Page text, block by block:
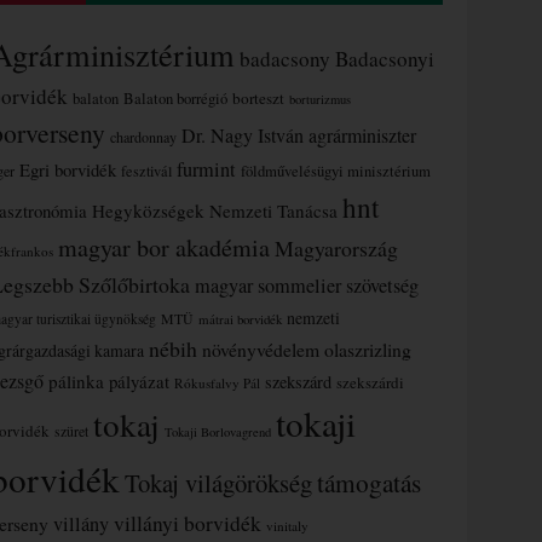
badacsony Badacsonyi
balaton Balaton borrégió borteszt borturizmus
chardonnay Dr. Nagy István agrárminiszter
Egri borvidék fesztivál furmint földművelésügyi minisztérium
Hegyközségek Nemzeti Tanácsa hnt
magyar bor akadémia Magyarország
Szőlőbirtoka magyar sommelier szövetség
turisztikai ügynökség MTÜ mátrai borvidék nemzeti
kamara nébih növényvédelem olaszrizling
pálinka pályázat Rókusfalvy Pál szekszárd szekszárdi
szüret tokaj Tokaji Borlovagrend tokaji
Tokaj világörökségtámogatás
villány villányi borvidék vinitaly